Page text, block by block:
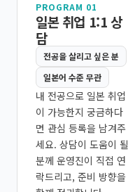
PROGRAM 01
일본 취업 1:1 상
담
전공을 살리고 싶은 분
일본어 수준 무관
내 전공으로 일본 취업
이 가능한지 궁금하다
면 관심 등록을 남겨주
세요. 상담이 도움이 될
분께 운영진이 직접 연
락드리고, 준비 방향을